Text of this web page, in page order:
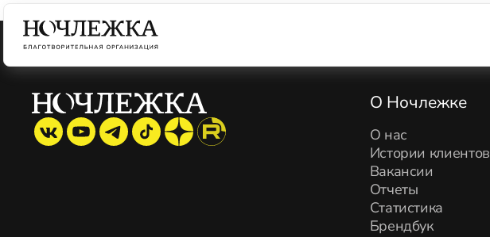
О Ночлежке
О нас
Истории клиентов
Вакансии
Отчеты
Статистика
Брендбук